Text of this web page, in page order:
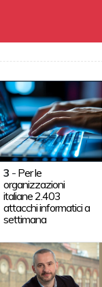
3 - Per le
organizzazioni
italiane 2.403
attacchi informatici a
settimana